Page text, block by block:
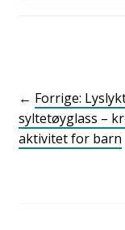
← Forrige:
syltetøyglass –
aktivitet for barn